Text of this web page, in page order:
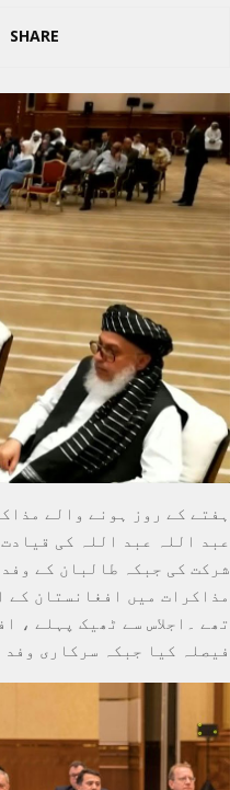
SHARE
ہفتے کے روز ہونے والے
عبد اللہ عبد اللہ کی
شرکت کی جبکہ طالبان کے
مذاکرات میں افغانستان کے
تھے ۔اجلاس سے ٹھیک پہلے ،
فیصلہ کیا جبکہ سرکاری